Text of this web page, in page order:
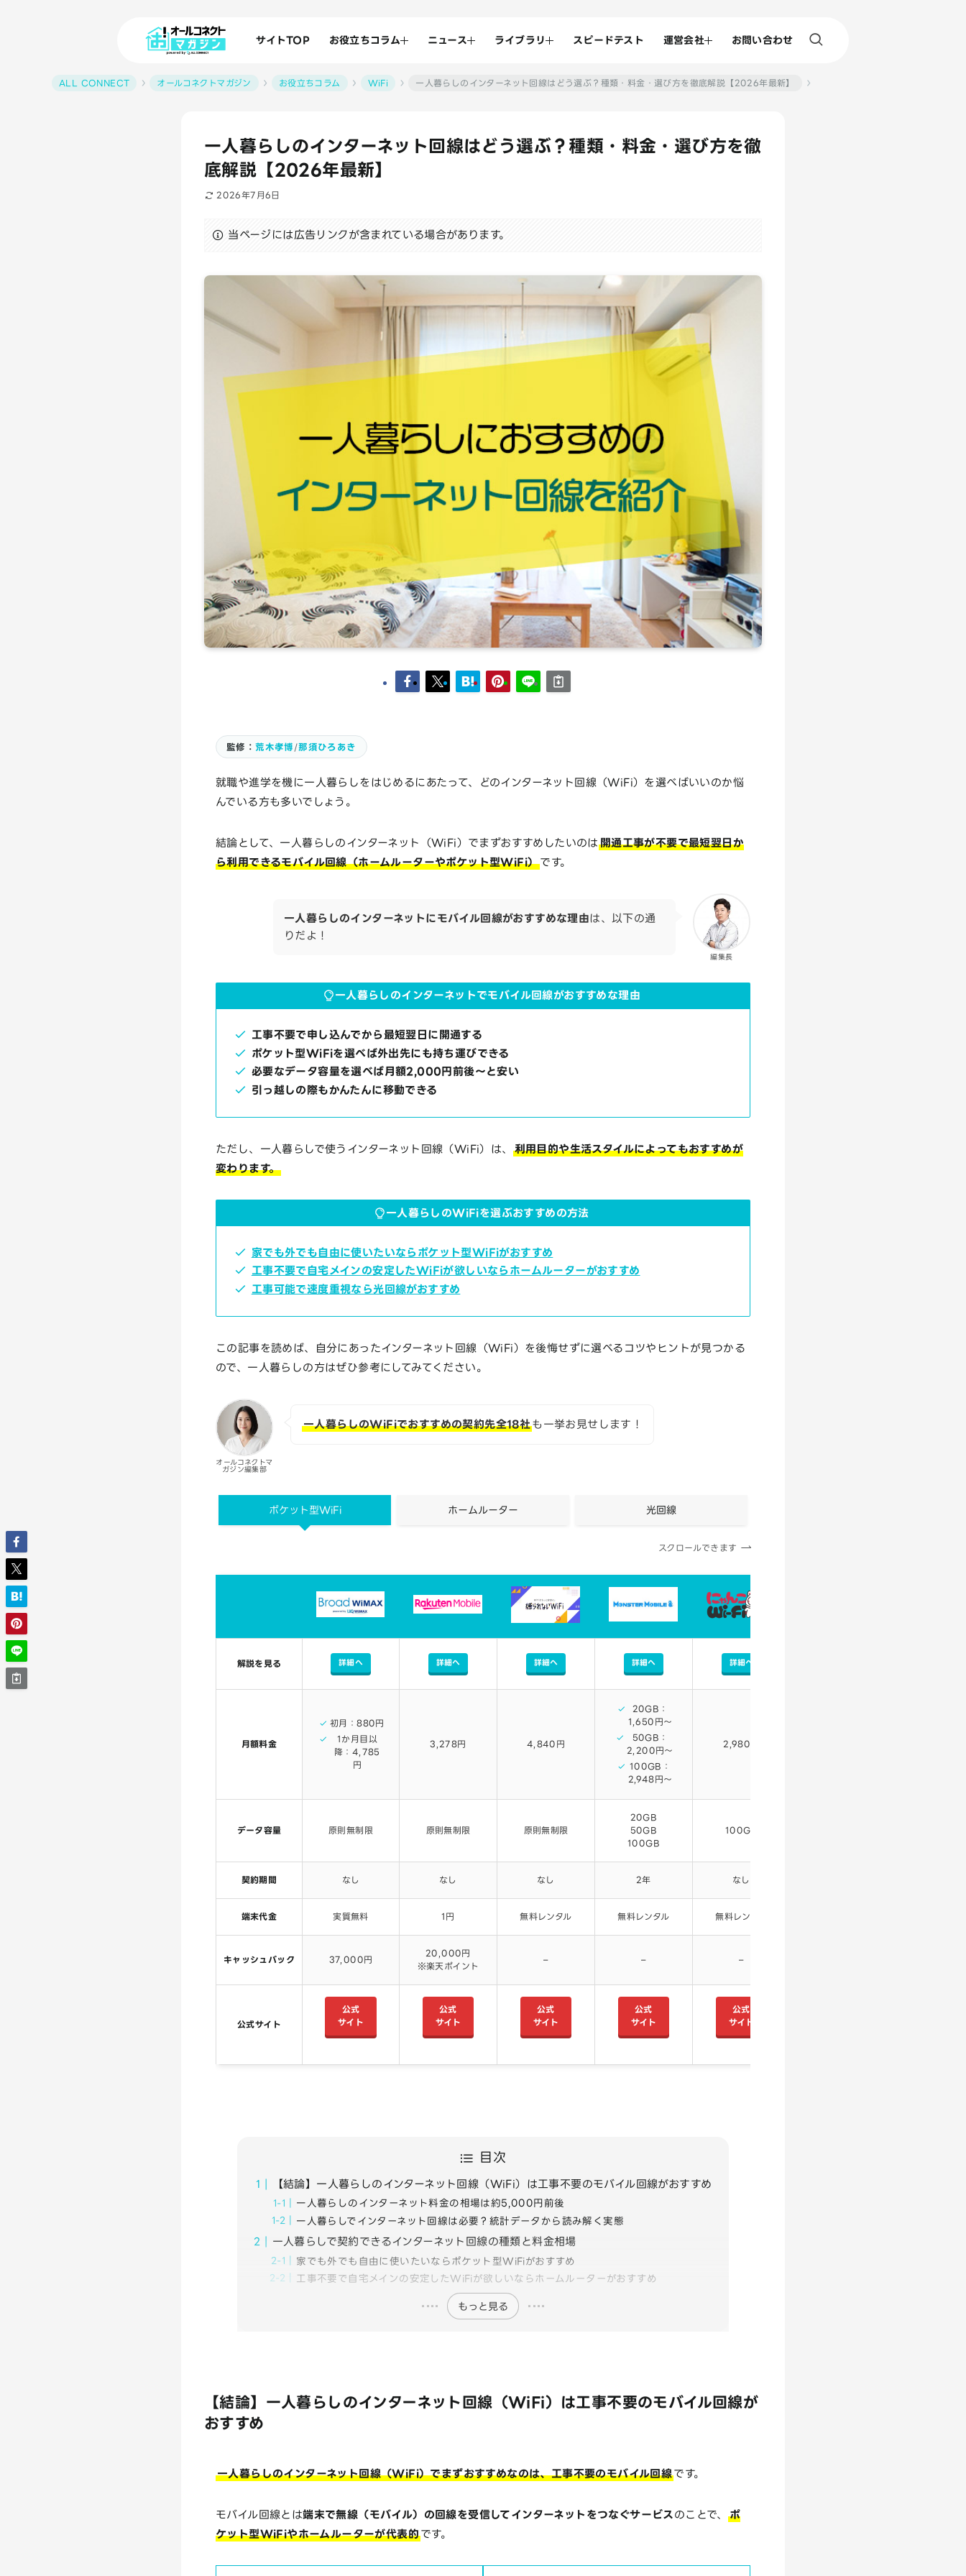
サイトTOP お役立ちコラム ニュース ライブラリ スピードテスト 運営会社 お問い合わせ
ALL CONNECT オールコネクトマガジン お役立ちコラム WiFi 一人暮らしのインターネット回線はどう選ぶ？種類・料金・選び方を徹底解説【2026年最新】
一人暮らしのインターネット回線はどう選ぶ？種類・料金・選び方を徹
底解説【2026年最新】
2026年7月6日
当ページには広告リンクが含まれている場合があります。
監修：荒木孝博 /那須ひろあき
就職や進学を機に一人暮らしをはじめるにあたって、どのインターネット回線（WiFi）を選べばいいのか悩
んでいる方も多いでしょう。
結論として、一人暮らしのインターネット（WiFi）でまずおすすめしたいのは 開通工事が不要で最短翌日か
ら利用できるモバイル回線（ホームルーターやポケット型WiFi）です。
編集長
一人暮らしのインターネットにモバイル回線がおすすめな理由は、以下の通
りだよ！
一人暮らしのインターネットでモバイル回線がおすすめな理由
工事不要で申し込んでから最短翌日に開通する
ポケット型WiFiを選べば外出先にも持ち運びできる
必要なデータ容量を選べば月額2,000円前後～と安い
引っ越しの際もかんたんに移動できる
ただし、一人暮らしで使うインターネット回線（WiFi）は、
利用目的や生活スタイルによってもおすすめが
変わります。
一人暮らしのWiFiを選ぶおすすめの方法
家でも外でも自由に使いたいならポケット型WiFiがおすすめ
工事不要で自宅メインの安定したWiFiが欲しいならホームルーターがおすすめ
工事可能で速度重視なら光回線がおすすめ
この記事を読めば、自分にあったインターネット回線（WiFi）を後悔せずに選べるコツやヒントが見つかる
ので、一人暮らしの方はぜひ参考にしてみてください。
オールコネクトマ
ガジン編集部
一人暮らしのWiFiでおすすめの契約先全18社も一挙お見せします！
ポケット型WiFi ホームルーター 光回線
スクロールできます
解説を見る 詳細へ 詳細へ 詳細へ 詳細へ 詳細へ
月額料金
初月：880円
1か月目以
降：4,785
円
3,278円 4,840円
20GB：
1,650円～
50GB：
2,200円～
100GB：
2,948円～
2,980円
データ容量 原則無制限 原則無制限 原則無制限
20GB
50GB
100GB
100GB
契約期間 なし なし なし 2年 なし
端末代金 実質無料 1円 無料レンタル 無料レンタル 無料レンタル
キャッシュバック 37,000円
20,000円
※楽天ポイント
– – –
公式サイト
公式
サイト
公式
サイト
公式
サイト
公式
サイト
公式
サイト
目次
【結論】一人暮らしのインターネット回線（WiFi）は工事不要のモバイル回線がおすすめ
一人暮らしのインターネット料金の相場は約5,000円前後
一人暮らしでインターネット回線は必要？統計データから読み解く実態
一人暮らしで契約できるインターネット回線の種類と料金相場
家でも外でも自由に使いたいならポケット型WiFiがおすすめ
工事不要で自宅メインの安定したWiFiが欲しいならホームルーターがおすすめ
もっと見る
【結論】一人暮らしのインターネット回線（WiFi）は工事不要のモバイル回線が
おすすめ
一人暮らしのインターネット回線（WiFi）でまずおすすめなのは、工事不要のモバイル回線です。
モバイル回線とは端末で無線（モバイル）の回線を受信してインターネットをつなぐサービスのことで、
ポ
ケット型WiFiやホームルーターが代表的です。